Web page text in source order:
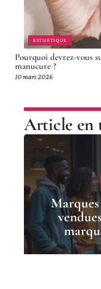
ESTHÉTIQUE
Pourquoi devrez-vous
manucure ?
10 mars 2026
Article en